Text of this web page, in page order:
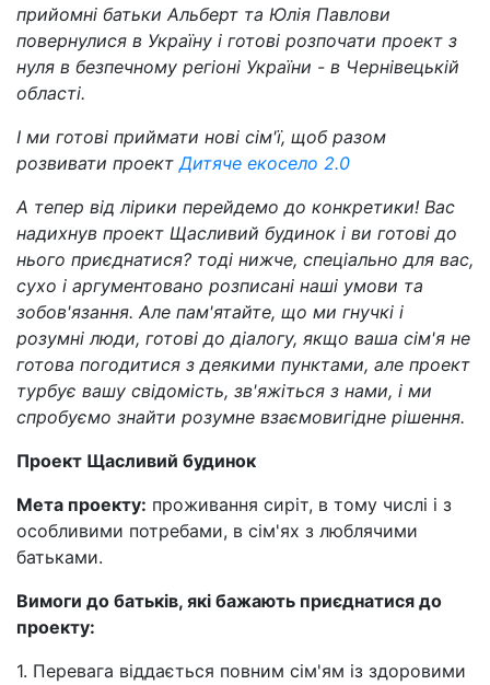
прийомні батьки Альберт та Юлія Павлови
повернулися в Україну і готові розпочати проект з
нуля в безпечному регіоні України - в Чернівецькій
області.
І ми готові приймати нові сім'ї, щоб разом
розвивати проектДитяче екосело 2.0
А тепер від лірики перейдемо до конкретики! Вас
надихнув проект Щасливий будинок і ви готові до
нього приєднатися? тоді нижче, спеціально для вас,
сухо і аргументовано розписані наші умови та
зобов'язання. Але пам'ятайте, що ми гнучкі і
розумні люди, готові до діалогу, якщо ваша сім'я не
готова погодитися з деякими пунктами, але проект
турбує вашу свідомість, зв'яжіться з нами, і ми
спробуємо знайти розумне взаємовигідне рішення.
Проект Щасливий будинок
Мета проекту: проживання сиріт, в тому числі і з
особливими потребами, в сім'ях з люблячими
батьками.
Вимоги до батьків, які бажають приєднатися до
проекту:
1. Перевага віддається повним сім'ям із здоровими